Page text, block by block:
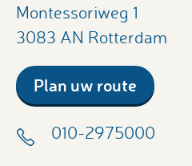
Montessoriweg 1
3083 AN Rotterdam
Plan uw route
010-2975000